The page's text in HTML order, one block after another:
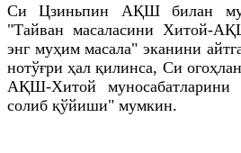
Си Цзиньпин АҚШ билан
"Тайван масаласини Хитой-
энг муҳим масала" эканини
нотўғри ҳал қилинса, Си
АҚШ-Хитой муносабатларини
солиб қўйиши" мумкин.